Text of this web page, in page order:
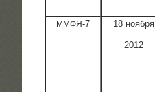
ММФЯ‑7 18 нояб­ря
2012